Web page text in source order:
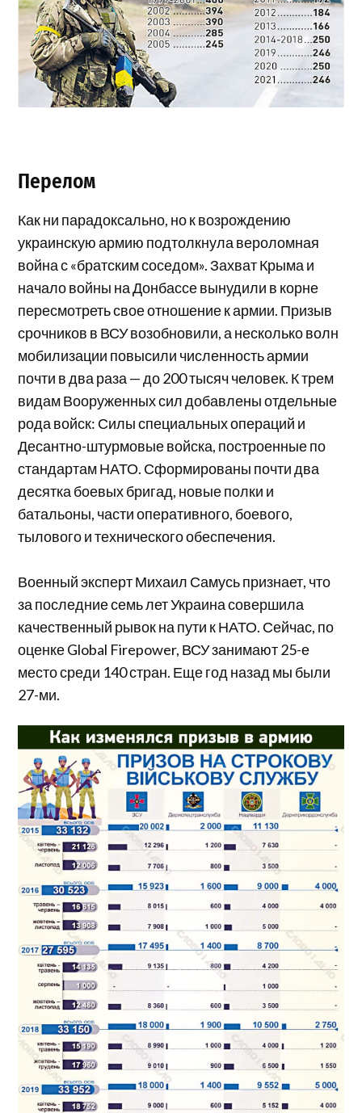
Перелом
Как ни парадоксально, но к возрождению
украинскую армию подтолкнула вероломная
война с «братским соседом». Захват Крыма и
начало войны на Донбассе вынудили в корне
пересмотреть свое отношение к армии. Призыв
срочников в ВСУ возобновили, а несколько волн
мобилизации повысили численность армии
почти в два раза — до 200 тысяч человек. К трем
видам Вооруженных сил добавлены отдельные
рода войск: Силы специальных операций и
Десантно-штурмовые войска, построенные по
стандартам НАТО. Сформированы почти два
десятка боевых бригад, новые полки и
батальоны, части оперативного, боевого,
тылового и технического обеспечения.
Военный эксперт Михаил Самусь признает, что
за последние семь лет Украина совершила
качественный рывок на пути к НАТО. Сейчас, по
оценке Global Firepower, ВСУ занимают 25-е
место среди 140 стран. Еще год назад мы были
27-ми.